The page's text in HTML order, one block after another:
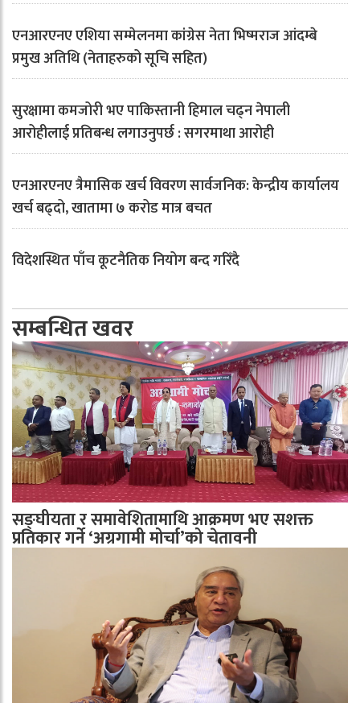
एनआरएनए एशिया सम्मेलनमा कांग्रेस नेता भिष्मराज आंदम्बे
प्रमुख अतिथि (नेताहरुको सूचि सहित)
सुरक्षामा कमजोरी भए पाकिस्तानी हिमाल चढ्न नेपाली
आरोहीलाई प्रतिबन्ध लगाउनुपर्छ : सगरमाथा आरोही
एनआरएनए त्रैमासिक खर्च विवरण सार्वजनिक: केन्द्रीय कार्यालय
खर्च बढ्दो, खातामा ७ करोड मात्र बचत
विदेशस्थित पाँच कूटनैतिक नियोग बन्द गरिँदै
सम्बन्धित खवर
सङ्घीयता र समावेशितामाथि आक्रमण भए सशक्त
प्रतिकार गर्ने ‘अग्रगामी मोर्चा’को चेतावनी